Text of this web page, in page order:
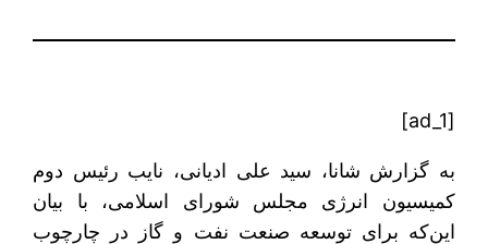
[ad_1]
به گزارش شانا، سید علی ادیانی، نایب رئیس دوم
کمیسیون انرژی مجلس شورای اسلامی، با بیان
این‌که برای توسعه صنعت نفت و گاز در چارچوب